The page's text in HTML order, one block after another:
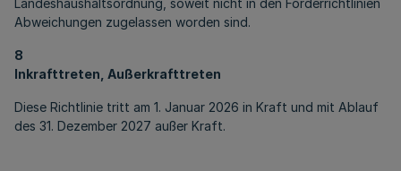
Landeshaushaltsordnung, soweit nicht in den Förderrichtlinien
Abweichungen zugelassen worden sind.
8
Inkrafttreten, Außerkrafttreten
Diese Richtlinie tritt am 1. Januar 2026 in Kraft und mit Ablauf
des 31. Dezember 2027 außer Kraft.